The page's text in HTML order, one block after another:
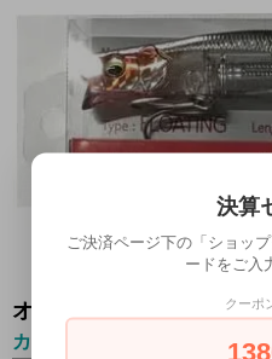
オプションの値段詳細
カラー
決算
ご決済ページ下の「ショッ
ードをご入
クーポ